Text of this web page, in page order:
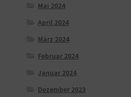
Mai 2024
April 2024
März 2024
Februar 2024
Januar 2024
Dezember 2023